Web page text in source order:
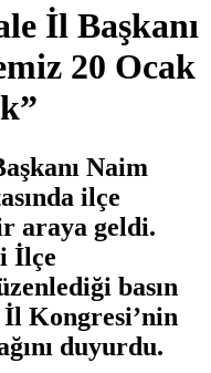
İl Başkanı
20 Ocak
Naim
ilçe
araya geldi.
İlçe
basın
İl Kongresi’nin
duyurdu.